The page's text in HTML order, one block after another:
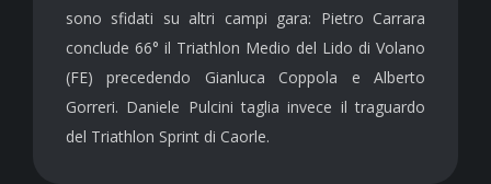
sono sfidati su altri campi gara: Pietro Carrara
conclude 66° il Triathlon Medio del Lido di Volano
(FE) precedendo Gianluca Coppola e Alberto
Gorreri. Daniele Pulcini taglia invece il traguardo
del Triathlon Sprint di Caorle.